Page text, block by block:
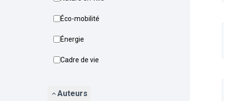
Éco-mobilité
Énergie
Cadre de vie
Auteurs